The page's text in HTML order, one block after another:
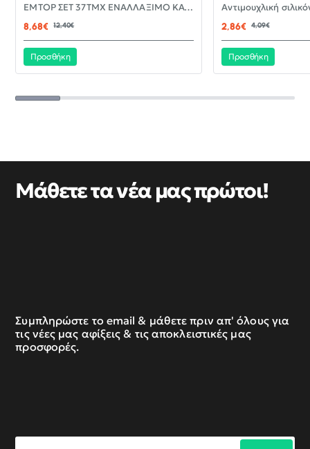
-30%EMTOP ΣΕΤ 37ΤΜΧ ΕΝΑΛΛΑΞΙΜΟ ΚΑΤΣΑΒΙΔΙ ΜΕ ΜΥΤΕΣ EBST03702
8,68€
12,40€
Προσθήκη
2,86€ 4,09€
Προσθήκη
Μάθετε τα νέα μας πρώτοι!
Συμπληρώστε το email & μάθετε πριν απ' όλους για
τις νέες μας αφίξεις & τις αποκλειστικές μας
προσφορές.